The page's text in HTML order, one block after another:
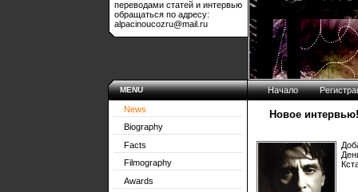
переводами статей и интервью
обращаться по адресу:
alpacinoucozru@mail.ru
MENU
News
Biography
Facts
Filmography
Awards
Начало
Новое интервью!